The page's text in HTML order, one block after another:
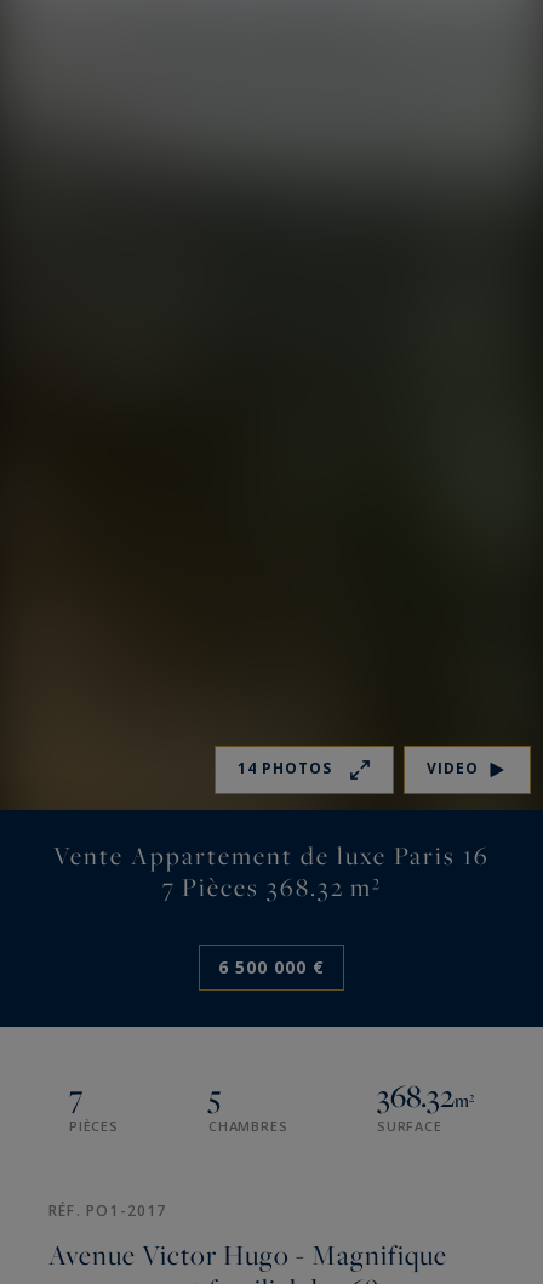
14 PHOTOS VIDEO
Vente Appartement de luxe Paris 16
7 Pièces 368.32 m²
6 500 000 €
7
PIÈCES
5
CHAMBRES
368.32m²
SURFACE
RÉF. PO1-2017
Avenue Victor Hugo - Magnifique